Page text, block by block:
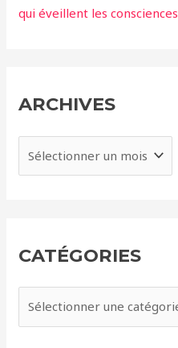
qui éveillent les consciences
ARCHIVES
r
e
CATÉGORIES
a